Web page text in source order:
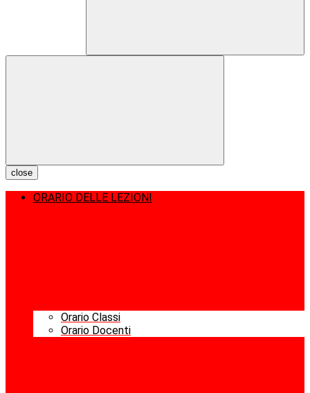
close
ORARIO DELLE LEZIONI
Orario Classi
Orario Docenti